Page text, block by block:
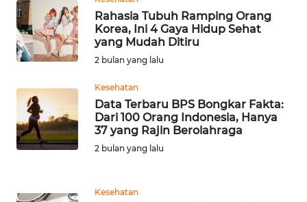
Rahasia Tubuh Ramping Orang
Korea, Ini 4 Gaya Hidup Sehat
yang Mudah Ditiru
2 bulan yang lalu
Kesehatan
Data Terbaru BPS Bongkar Fakta:
Dari 100 Orang Indonesia, Hanya
37 yang Rajin Berolahraga
2 bulan yang lalu
Kesehatan
WN
NIAS
LANGKAT
WN
TAPANULI
WN